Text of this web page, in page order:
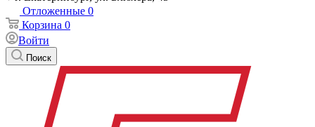
Отложенные 0
Корзина 0
Войти
Поиск